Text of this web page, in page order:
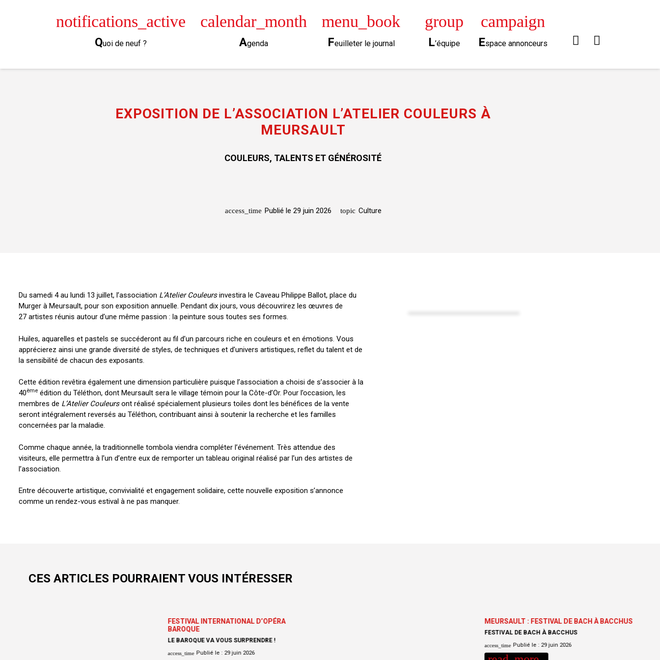
notifications_active
Quoi de neuf ?
calendar_month
Agenda
menu_book
Feuilleter le journal
group
L’équipe
campaign
Espace annonceurs
EXPOSITION DE L’ASSOCIATION L’ATELIER COULEURS À
MEURSAULT
COULEURS, TALENTS ET GÉNÉROSITÉ
access_time Publié le 29 juin 2026 topic Culture
Du samedi 4 au lundi 13 juillet, l’association L’Atelier Couleursinvestira le Caveau Philippe Ballot, place du
Murger à Meursault, pour son exposition annuelle. Pendant dix jours, vous découvrirez les œuvres de
27 artistes réunis autour d’une même passion : la peinture sous toutes ses formes.
Huiles, aquarelles et pastels se succéderont au fil d’un parcours riche en couleurs et en émotions. Vous
apprécierez ainsi une grande diversité de styles, de techniques et d’univers artistiques, reflet du talent et de
la sensibilité de chacun des exposants.
Cette édition revêtira également une dimension particulière puisque l’association a choisi de s’associer à la
40èmeédition du Téléthon, dont Meursault sera le village témoin pour la Côte-d’Or. Pour l’occasion, les
membres de L’Atelier Couleursont réalisé spécialement plusieurs toiles dont les bénéfices de la vente
seront intégralement reversés au Téléthon, contribuant ainsi à soutenir la recherche et les familles
concernées par la maladie.
Comme chaque année, la traditionnelle tombola viendra compléter l’événement. Très attendue des
visiteurs, elle permettra à l’un d’entre eux de remporter un tableau original réalisé par l’un des artistes de
l’association.
Entre découverte artistique, convivialité et engagement solidaire, cette nouvelle exposition s’annonce
comme un rendez-vous estival à ne pas manquer.
CES ARTICLES POURRAIENT VOUS INTÉRESSER
FESTIVAL INTERNATIONAL D’OPÉRA
BAROQUE
LE BAROQUE VA VOUS SURPRENDRE !
access_time Publié le :29 juin 2026
MEURSAULT : FESTIVAL DE BACH À BACCHUS
FESTIVAL DE BACH À BACCHUS
access_time Publié le : 29 juin 2026